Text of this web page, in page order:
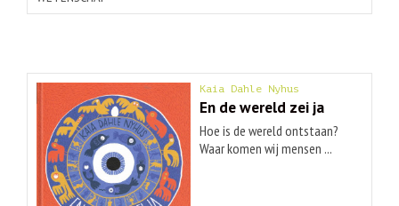
Kaia Dahle Nyhus
En de wereld zei ja
Hoe is de wereld ontstaan?
Waar komen wij mensen ...